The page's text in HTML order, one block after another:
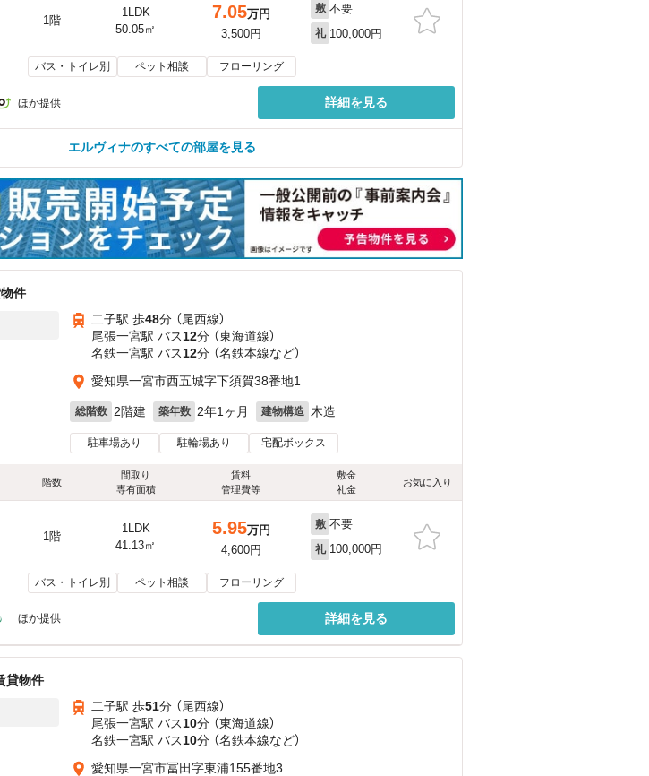
1階
1LDK
50.05㎡
7.05万円
3,500円
敷 不要
礼 100,000円
バス・トイレ別 ペット相談 フローリング
ほか提供 詳細を見る
エルヴィナのすべての部屋を見る
件
二子駅 歩48分 （尾西線）
尾張一宮駅 バス12分 （東海道線）
名鉄一宮駅 バス12分 （名鉄本線など）
愛知県一宮市西五城字下須賀38番地1
総階数 2階建 築年数 2年1ヶ月 建物構造 木造
駐車場あり 駐輪場あり 宅配ボックス
階数
間取り
専有面積
賃料
管理費等
敷金
礼金
お気に入り
1階
1LDK
41.13㎡
5.95万円
4,600円
敷 不要
礼 100,000円
バス・トイレ別 ペット相談 フローリング
ほか提供 詳細を見る
貸物件
二子駅 歩51分 （尾西線）
尾張一宮駅 バス10分 （東海道線）
名鉄一宮駅 バス10分 （名鉄本線など）
愛知県一宮市冨田字東浦155番地3